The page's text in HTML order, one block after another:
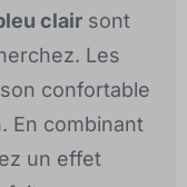
clair sont
Les
confortable
En combinant
un effet